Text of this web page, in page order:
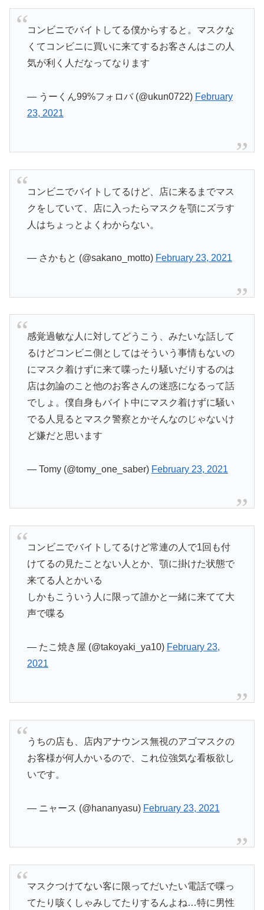
コンビニでバイトしてる僕からすると。マスクな
くてコンビニに買いに来てするお客さんはこの人
気が利く人だなってなります
— うーくん99%フォロバ (@ukun0722) February
23, 2021
コンビニでバイトしてるけど、店に来るまでマス
クをしていて、店に入ったらマスクを顎にズラす
人はちょっとよくわからない。
— さかもと (@sakano_motto) February 23, 2021
感覚過敏な人に対してどうこう、みたいな話して
るけどコンビニ側としてはそういう事情もないの
にマスク着けずに来て喋ったり騒いだりするのは
店は勿論のこと他のお客さんの迷惑になるって話
でしょ。僕自身もバイト中にマスク着けずに騒い
でる人見るとマスク警察とかそんなのじゃないけ
ど嫌だと思います
— Tomy (@tomy_one_saber) February 23, 2021
コンビニでバイトしてるけど常連の人で1回も付
けてるの見たことない人とか、顎に掛けた状態で
来てる人とかいる
しかもこういう人に限って誰かと一緒に来てて大
声で喋る
— たこ焼き屋 (@takoyaki_ya10) February 23,
2021
うちの店も、店内アナウンス無視のアゴマスクの
お客様が何人かいるので、これ位強気な看板欲し
いです。
— ニャース (@hananyasu) February 23, 2021
マスクつけてない客に限ってだいたい電話で喋っ
てたり咳くしゃみしてたりするんよね…特に男性